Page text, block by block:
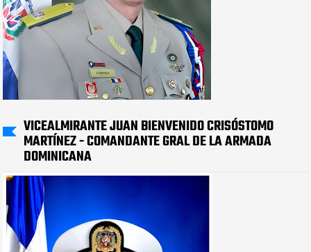
VICEALMIRANTE JUAN BIENVENIDO CRISÓSTOMO
MARTÍNEZ - COMANDANTE GRAL DE LA ARMADA
DOMINICANA